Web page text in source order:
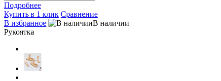
Подробнее
Купить в 1 клик Сравнение
В избранное
В наличии
Рукоятка